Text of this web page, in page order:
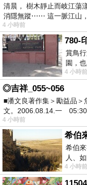
清晨， 樹木靜止而岐江蕩
消隱無蹤⋯⋯ 這一脈江山
4 小時前
780-
賞鳥
園，
車行
4 小時前
◎吉祥_055~056
■潘文良著作集＞勵益品
文。2006.08.14.一
4 小時前
希伯
希伯
人、
去容
4 小時前